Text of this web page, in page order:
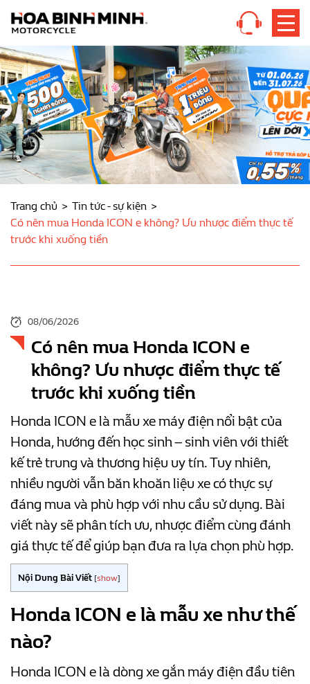
Trang chủ
Tin tức - sự kiện
Có nên mua Honda ICON e không? Ưu nhược điểm thực tế
trước khi xuống tiền
08/06/2026
Có nên mua Honda ICON e
không? Ưu nhược điểm thực tế
trước khi xuống tiền
Honda ICON e là mẫu xe máy điện nổi bật của
Honda, hướng đến học sinh – sinh viên với thiết
kế trẻ trung và thương hiệu uy tín. Tuy nhiên,
nhiều người vẫn băn khoăn liệu xe có thực sự
đáng mua và phù hợp với nhu cầu sử dụng. Bài
viết này sẽ phân tích ưu, nhược điểm cùng đánh
giá thực tế để giúp bạn đưa ra lựa chọn phù hợp.
Nội Dung Bài Viết [show]
Honda ICON e là mẫu xe như thế
nào?
Honda ICON e là dòng xe gắn máy điện đầu tiên